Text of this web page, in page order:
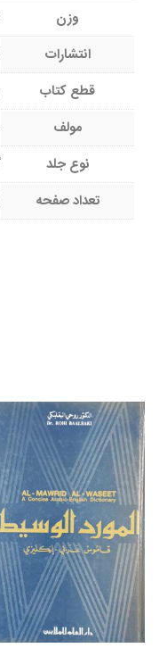
وزن
انتشارات
قطع کتاب
مولف
نوع جلد
تعداد صفحه